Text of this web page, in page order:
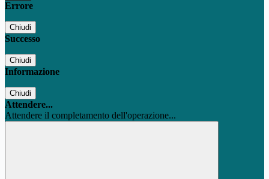
Errore
Chiudi
Successo
Chiudi
Informazione
Chiudi
Attendere...
Attendere il completamento dell'operazione...